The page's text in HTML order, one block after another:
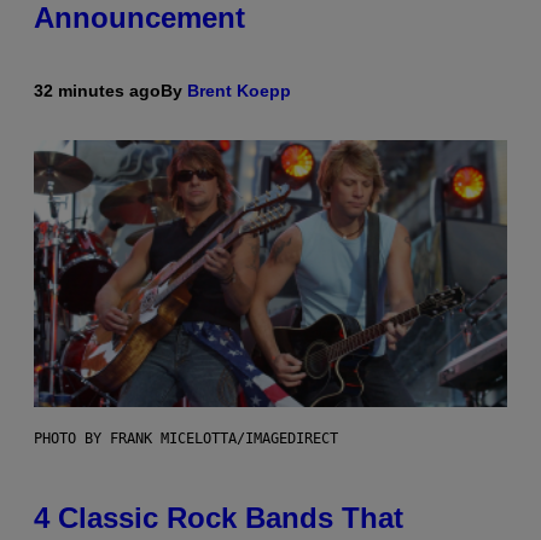
Announcement
32 minutes agoBy Brent Koepp
PHOTO BY FRANK MICELOTTA/IMAGEDIRECT
4 Classic Rock Bands That